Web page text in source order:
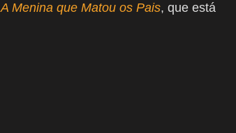
A Menina que Matou os Pais, que está